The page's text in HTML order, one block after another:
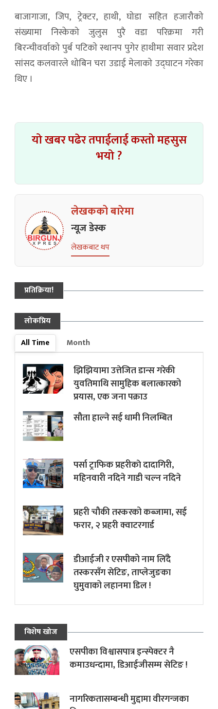
बाजागाजा, जिप, ट्रेक्टर, हाथी, घोडा सहित हजारौको
संख्यामा निस्केको जुलुस पुरै वडा परिक्रमा गरी
बिरन्चीवर्वाको पुर्ब पटिकाे स्थानप पुगेर हाथीमा सवार प्रदेश
सांसद कलवारले धोबिन चरा उडाई मेलाकाे उद्घाटन गरेका
थिए ।
यो खबर पढेर तपाईलाई कस्तो महसुस
भयो ?
लेखकको बारेमा
न्यूज डेस्क
लेखकबाट थप
प्रतिक्रिया!
लोकप्रिय
All Time
Month
झिझियामा उत्तेजित डान्स गरेकी
युवतिमाथि सामुहिक बलात्कारको
प्रयास, एक जना पक्राउ
सौता हाल्ने सई धामी निलम्बित
पर्सा ट्राफिक प्रहरीकाे दादागिरी,
महिनवारी नदिने गाडी चल्न नदिने
प्रहरी चौकी तस्करको कब्जामा, सई
फरार, २ प्रहरी क्वाटरगार्ड
डीआईजी र एसपीको नाम लिँदै
तस्करसँग सेटिङ, ताप्लेजुङका
घुमुवाको लहानमा डिल !
विशेष खोज
एसपीका विश्वासपात्र इन्स्पेक्टर नै
कमाउधन्दामा, डिआईजीसम्म सेटिङ !
नागरिकतासम्बन्धी मुद्दामा वीरगन्जका